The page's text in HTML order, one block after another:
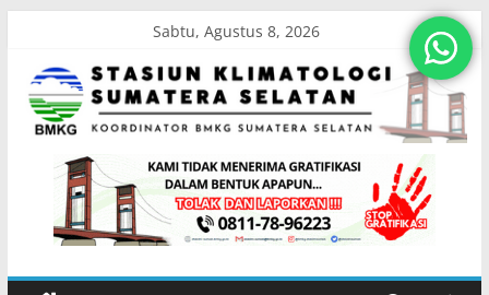
content
Sabtu, Agustus 8, 2026
Stasiun
Klimatologi